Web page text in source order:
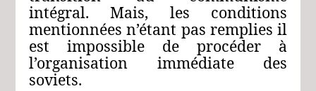
intégral. Mais, les conditions
mentionnées n’étant pas remplies il
est impossible de procéder à
l’organisation immédiate des
soviets.